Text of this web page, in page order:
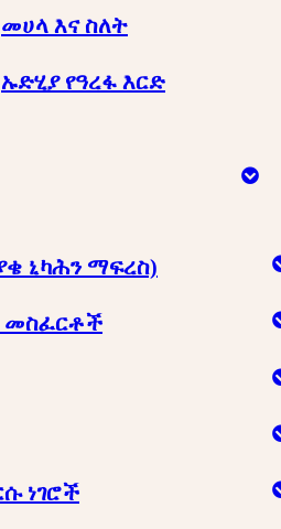
መሀላ እና ስለት
ኡድሂያ የዓረፋ እርድ
ኒካሕን ማፍረስ)
መስፈርቶች
ነገሮች